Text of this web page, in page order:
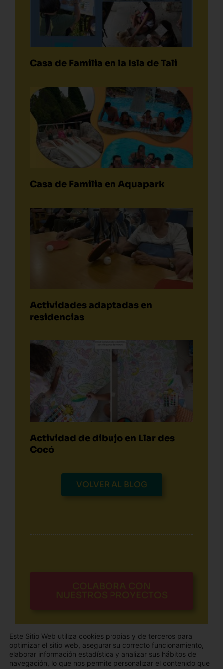
Casa de Familia en la Isla de Tali
Casa de Familia en Aquapark
Actividades adaptadas en
residencias
Actividad de dibujo en Llar des
Cocó
VOLVER AL BLOG
COLABORA CON
NUESTROS PROYECTOS
Este Sitio Web utiliza cookies propias y de terceros para
optimizar el sitio web, asegurar su correcto funcionamiento,
elaborar información estadística y analizar sus hábitos de
navegación, lo que nos permite personalizar el contenido que